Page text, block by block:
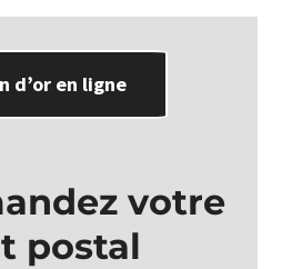
d’or en ligne
votre
postal